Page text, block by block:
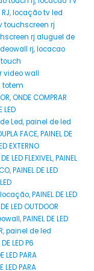
,locação tv led
touchscreen rj
rj aluguel de
rj,locacao
video wall
totem
,ONDE COMPRAR
LED
Led,painel de led
FACE,PAINEL DE
EXTERNO
LED FLEXIVEL,PAINEL
,PAINEL DE LED
,PAINEL DE LED
LED OUTDOOR
,PAINEL DE LED
,painel de led
LED P6
LED PARA
LED PARA